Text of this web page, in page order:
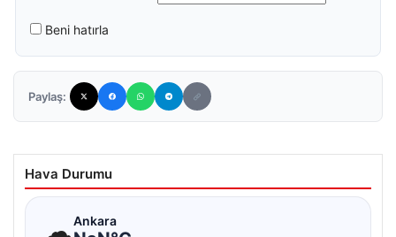
Beni hatırla
Paylaş:
Hava Durumu
Ankara